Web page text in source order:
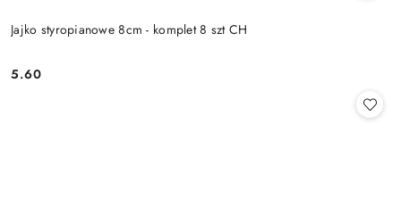
Jajko styropianowe 8cm - komplet 8 szt CH
Cena:
5.60